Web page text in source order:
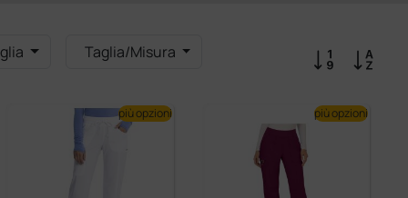
Taglia/Misura
più opzioni più opzioni